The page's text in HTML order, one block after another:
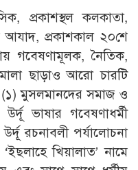
প্রকাশস্থল কলকাতা,
প্রকাশকাল ২০শে
গবেষণামূলক, নৈতিক,
ছাড়াও আরো চারটি
(১) মুসলমানদের সমাজ ও
ভাষার গবেষণাধর্মী
রচনাবলী পর্যালোচনা
খিয়ালাত’ নামে